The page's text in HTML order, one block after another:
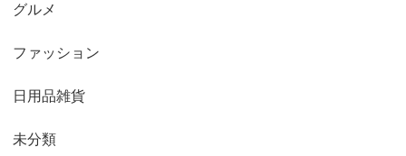
グルメ
ファッション
日用品雑貨
未分類